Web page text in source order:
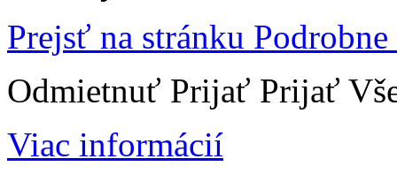
Prejsť na stránku
Odmietnuť Prijať Prijať
Viac informácií